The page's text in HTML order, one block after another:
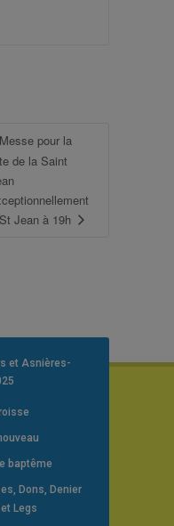
Messe pour la
de la Saint
Jean à 19h
et Asnières-
baptême
Dons, Denier
Legs